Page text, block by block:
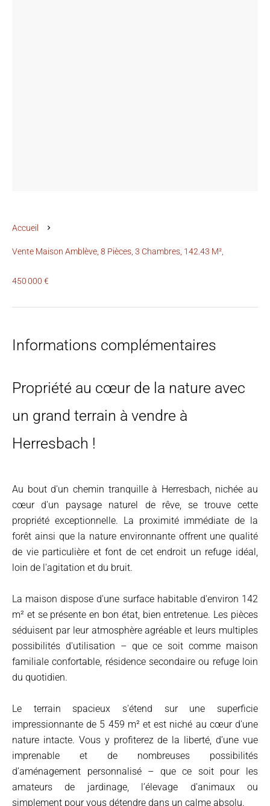
Accueil
Vente Maison Amblève, 8 Pièces, 3 Chambres, 142.43 M²,
450 000 €
Informations complémentaires
Propriété au cœur de la nature avec
un grand terrain à vendre à
Herresbach !
Au bout d'un chemin tranquille à Herresbach, nichée au
cœur d'un paysage naturel de rêve, se trouve cette
propriété exceptionnelle. La proximité immédiate de la
forêt ainsi que la nature environnante offrent une qualité
de vie particulière et font de cet endroit un refuge idéal,
loin de l'agitation et du bruit.
La maison dispose d'une surface habitable d'environ 142
m² et se présente en bon état, bien entretenue. Les pièces
séduisent par leur atmosphère agréable et leurs multiples
possibilités d'utilisation – que ce soit comme maison
familiale confortable, résidence secondaire ou refuge loin
du quotidien.
Le terrain spacieux s'étend sur une superficie
impressionnante de 5 459 m² et est niché au cœur d'une
nature intacte. Vous y profiterez de la liberté, d’une vue
imprenable et de nombreuses possibilités
d’aménagement personnalisé – que ce soit pour les
amateurs de jardinage, l’élevage d’animaux ou
simplement pour vous détendre dans un calme absolu.